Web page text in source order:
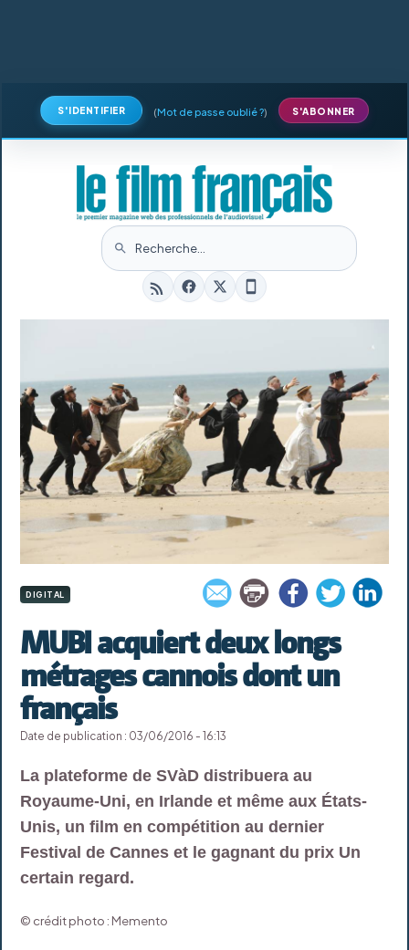
S'IDENTIFIER (Mot de passe oublié ?) S'ABONNER
DIGITAL
MUBI acquiert deux longs
métrages cannois dont un
français
Date de publication : 03/06/2016 - 16:13
La plateforme de SVàD distribuera au
Royaume-Uni, en Irlande et même aux États-
Unis, un film en compétition au dernier
Festival de Cannes et le gagnant du prix Un
certain regard.
© crédit photo : Memento